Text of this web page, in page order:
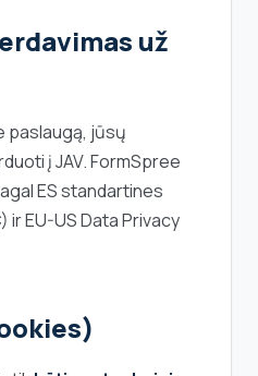
už
paslaugą, jūsų
į JAV. FormSpree
ES standartines
EU-US Data Privacy